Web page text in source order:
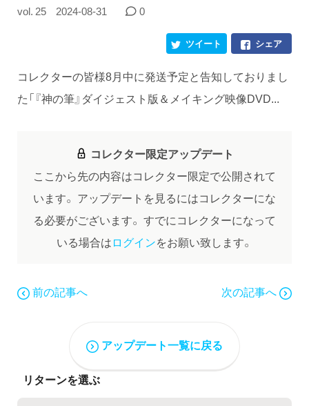
vol. 25 2024-08-31 0
シェア
ツイート
コレクターの皆様8月中に発送予定と告知しておりまし
た「『神の筆』ダイジェスト版＆メイキング映像DVD...
コレクター限定アップデート
ここから先の内容はコレクター限定で公開されて
います。 アップデートを見るにはコレクターにな
る必要がございます。 すでにコレクターになって
いる場合はログインをお願い致します。
前の記事へ 次の記事へ
アップデート一覧に戻る
リターンを選ぶ